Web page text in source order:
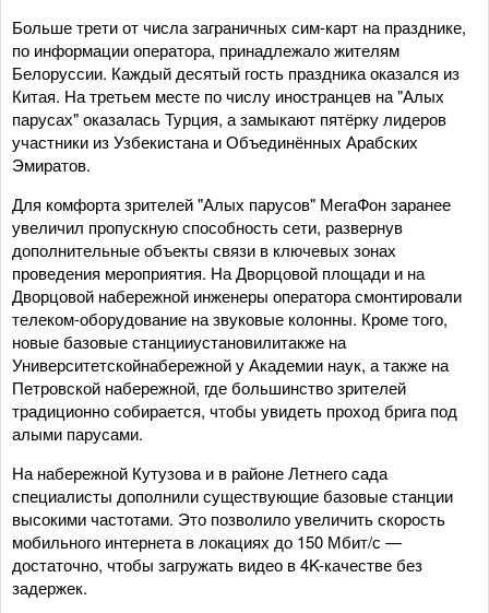
Больше трети от числа заграничных сим-карт на празднике,
по информации оператора, принадлежало жителям
Белоруссии. Каждый десятый гость праздника оказался из
Китая. На третьем месте по числу иностранцев на "Алых
парусах" оказалась Турция, а замыкают пятёрку лидеров
участники из Узбекистана и Объединённых Арабских
Эмиратов.
Для комфорта зрителей "Алых парусов" МегаФон заранее
увеличил пропускную способность сети, развернув
дополнительные объекты связи в ключевых зонах
проведения мероприятия. На Дворцовой площади и на
Дворцовой набережной инженеры оператора смонтировали
телеком-оборудование на звуковые колонны. Кроме того,
новые базовые станцииустановилитакже на
Университетскойнабережной у Академии наук, а также на
Петровской набережной, где большинство зрителей
традиционно собирается, чтобы увидеть проход брига под
алыми парусами.
На набережной Кутузова и в районе Летнего сада
специалисты дополнили существующие базовые станции
высокими частотами. Это позволило увеличить скорость
мобильного интернета в локациях до 150 Мбит/с —
достаточно, чтобы загружать видео в 4K-качестве без
задержек.